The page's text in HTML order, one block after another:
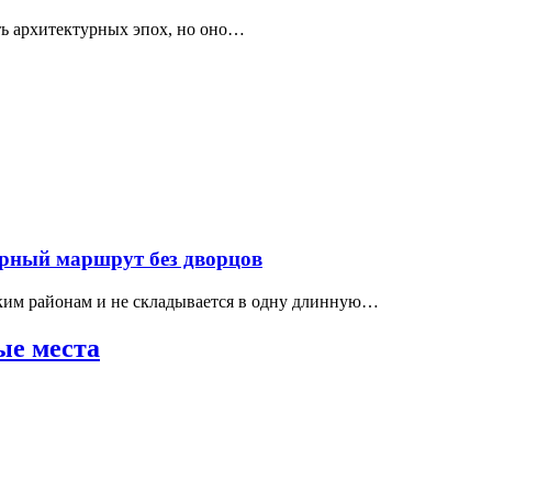
архитектурных эпох, но оно…
маршрут без дворцов
районам и не складывается в одну длинную…
места